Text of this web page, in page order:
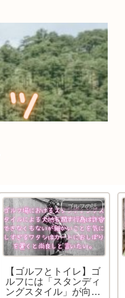
ゴルフの話
【ゴルフとトイレ】ゴ
ルフには「スタンディ
ングスタイル」が向い